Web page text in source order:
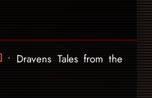
• Dravens Tales from the